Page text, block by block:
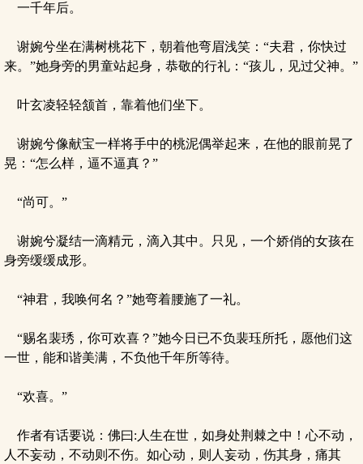
一千年后。
谢婉兮坐在满树桃花下，朝着他弯眉浅笑：“夫君，你快过
来。”她身旁的男童站起身，恭敬的行礼：“孩儿，见过父神。”
叶玄凌轻轻颔首，靠着他们坐下。
谢婉兮像献宝一样将手中的桃泥偶举起来，在他的眼前晃了
晃：“怎么样，逼不逼真？”
“尚可。”
谢婉兮凝结一滴精元，滴入其中。只见，一个娇俏的女孩在
身旁缓缓成形。
“神君，我唤何名？”她弯着腰施了一礼。
“赐名裴琇，你可欢喜？”她今日已不负裴珏所托，愿他们这
一世，能和谐美满，不负他千年所等待。
“欢喜。”
作者有话要说：佛曰:人生在世，如身处荆棘之中！心不动，
人不妄动，不动则不伤。如心动，则人妄动，伤其身，痛其